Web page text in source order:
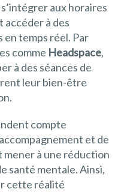
aux horaires
accéder à des
temps réel. Par
comme Headspace,
à des séances de
leur bien-être
compte
et de
à une réduction
santé mentale. Ainsi,
cette réalité